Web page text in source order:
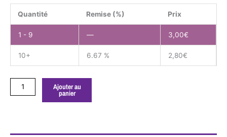
Quantité Remise (%) Prix
1 - 9 — 3,00€
10+ 6.67 % 2,80€
Thym
commun
Ajouter au
panier